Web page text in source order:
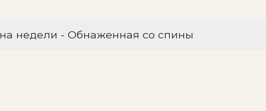
недели - Обнаженная со спины